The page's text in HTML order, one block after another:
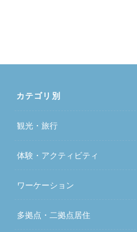
カテゴリ別
観光・旅行
体験・アクティビティ
ワーケーション
多拠点・二拠点居住